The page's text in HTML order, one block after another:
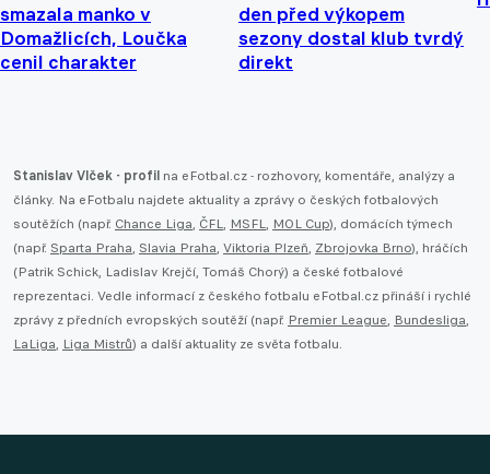
smazala manko v
Domažlicích, Loučka
cenil charakter
den před výkopem
sezony dostal klub tvrdý
direkt
Stanislav Vlček - profil na eFotbal.cz - rozhovory, komentáře, analýzy a
články. Na eFotbalu najdete aktuality a zprávy o českých fotbalových
soutěžích (např. Chance Liga, ČFL, MSFL, MOL Cup), domácích týmech
(např. Sparta Praha, Slavia Praha, Viktoria Plzeň, Zbrojovka Brno), hráčích
(Patrik Schick, Ladislav Krejčí, Tomáš Chorý) a české fotbalové
reprezentaci. Vedle informací z českého fotbalu eFotbal.cz přináší i rychlé
zprávy z předních evropských soutěží (např. Premier League, Bundesliga,
LaLiga, Liga Mistrů) a další aktuality ze světa fotbalu.